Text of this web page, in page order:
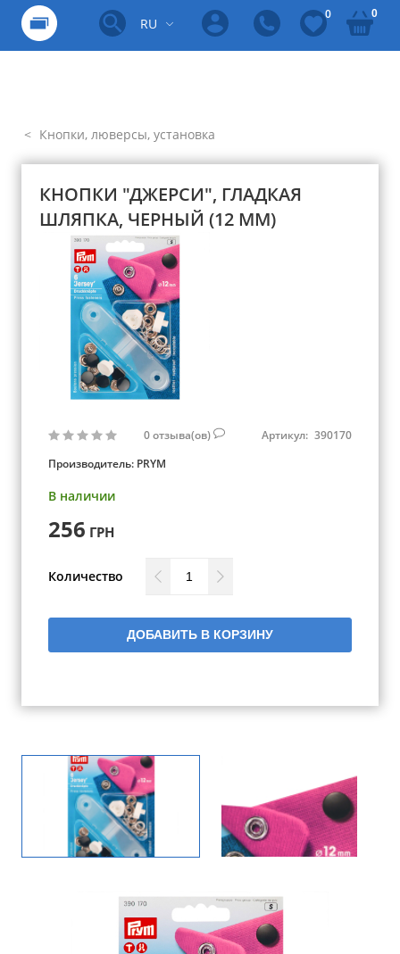
RU
0 0
Кнопки, люверсы, установка
КНОПКИ "ДЖЕРСИ", ГЛАДКАЯ
ШЛЯПКА, ЧЕРНЫЙ (12 ММ)
0отзыва(ов) Артикул: 390170
Производитель: PRYM
В наличии
256 ГРН
Количество
ДОБАВИТЬ В КОРЗИНУ